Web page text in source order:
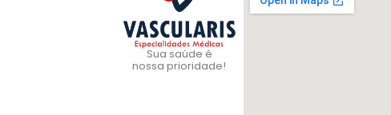
Sua saúde é
nossa prioridade!